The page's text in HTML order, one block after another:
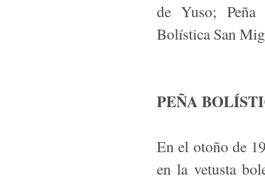
de Yuso; Peña
Bolística San
PEÑA
En el otoño de
en la vetusta